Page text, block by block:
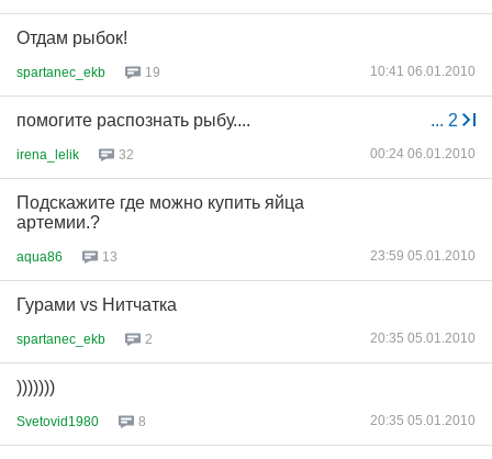
Отдам рыбок!
spartanec_ekb 19 10:41 06.01.2010
... 2
помогите распознать рыбу....
irena_lelik 32 00:24 06.01.2010
Подскажите где можно купить яйца
артемии.?
aqua86 13 23:59 05.01.2010
Гурами vs Нитчатка
spartanec_ekb 2 20:35 05.01.2010
)))))))
Svetovid1980 8 20:35 05.01.2010